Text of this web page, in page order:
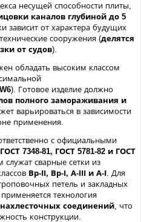
несущей способности плиты,
каналов глубиной до 5
зависит от характера будущих
сооружения (делятся
от судов).
обладать высоким классом
). Готовое изделие должно
полного замораживания и
варьироваться в зависимости
применения.
с официальными
ГОСТ 7348-81, ГОСТ 5781-82 и ГОСТ
служат сварные сетки из
Вр-ІІ, Вр-І, А-ІІІ и А-І . Для
петель и закладных
технология
соединений , что
конструкции.